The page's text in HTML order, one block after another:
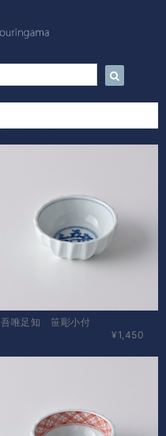
吾唯足知 笹彫小付
¥1,450